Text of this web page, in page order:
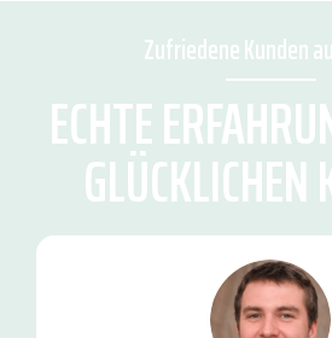
Zufriedene Kunden
ECHTE
GLÜCKLICHEN